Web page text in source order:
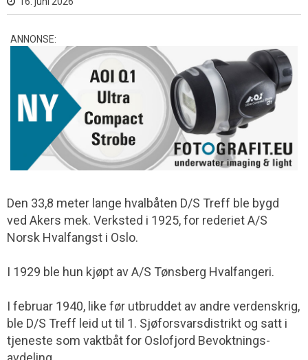
ANNONSE:
Den 33,8 meter lange hvalbåten D/S Treff ble bygd
ved Akers mek. Verksted i 1925, for rederiet A/S
Norsk Hvalfangst i Oslo.
I 1929 ble hun kjøpt av A/S Tønsberg Hvalfangeri.
I februar 1940, like før utbruddet av andre verdenskrig,
ble D/S Treff leid ut til 1. Sjøforsvarsdistrikt og satt i
tjeneste som vaktbåt for Oslofjord Bevoktnings­